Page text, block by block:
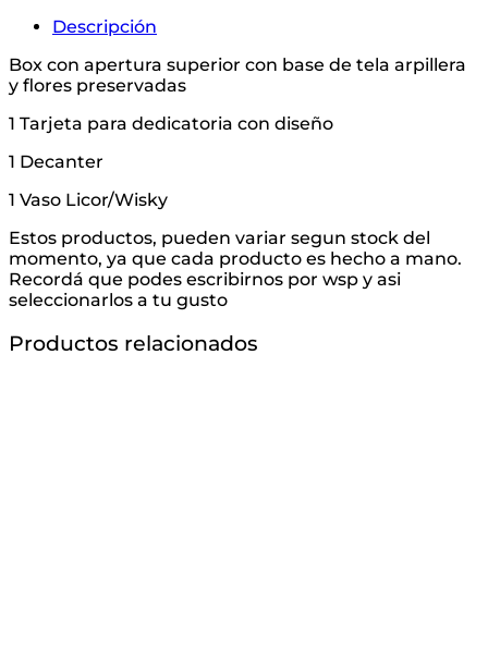
Descripción
Box con apertura superior con base de tela arpillera
y flores preservadas
1 Tarjeta para dedicatoria con diseño
1 Decanter
1 Vaso Licor/Wisky
Estos productos, pueden variar segun stock del
momento, ya que cada producto es hecho a mano.
Recordá que podes escribirnos por wsp y asi
seleccionarlos a tu gusto
Productos relacionados